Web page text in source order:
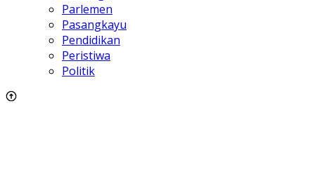
Parlemen
Pasangkayu
Pendidikan
Peristiwa
Politik